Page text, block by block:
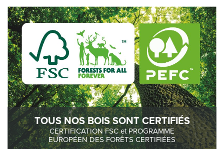
TOUS NOS BOIS SONT CERTIFIÉS
CERTIFICATION FSC et PROGRAMME
EUROPÉEN DES FORÊTS CERTIFIÉES